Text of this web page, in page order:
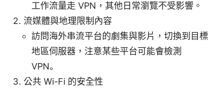
工作流量走 VPN，其他日常瀏覽不受影響。
流媒體與地理限制內容
訪問海外串流平台的劇集與影片，切換到目標
地區伺服器，注意某些平台可能會檢測
VPN。
公共 Wi-Fi 的安全性